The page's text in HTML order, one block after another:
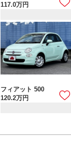
117.0万円
フィアット 500
120.2万円